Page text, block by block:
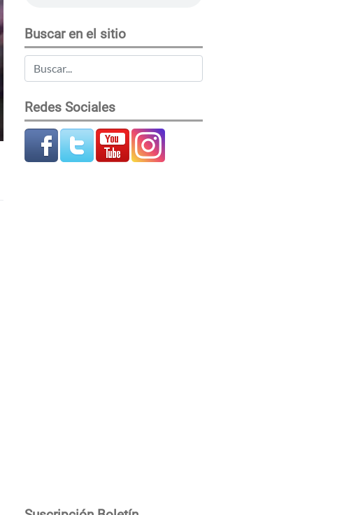
Buscar en el sitio
Redes Sociales